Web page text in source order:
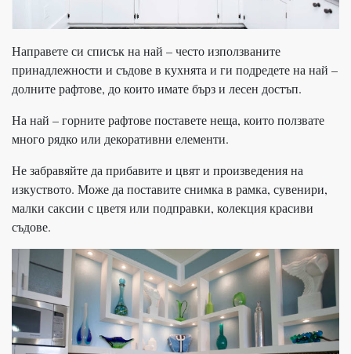
Направете си списък на най – често използваните
принадлежности и съдове в кухнята и ги подредете на най –
долните рафтове, до които имате бърз и лесен достъп.
На най – горните рафтове поставете неща, които ползвате
много рядко или декоративни елементи.
Не забравяйте да прибавите и цвят и произведения на
изкуството. Може да поставите снимка в рамка, сувенири,
малки саксии с цветя или подправки, колекция красиви
съдове.